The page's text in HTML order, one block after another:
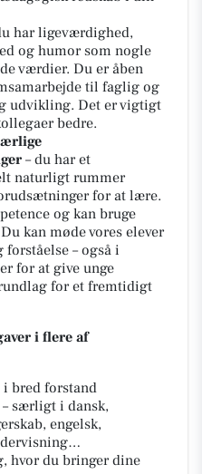
har ligeværdighed,
og humor som nogle
værdier. Du er åben
til faglig og
udvikling. Det er vigtigt
bedre.
– du har et
naturligt rummer
for at lære.
og kan bruge
kan møde vores elever
– også i
for at give unge
for et fremtidigt
i flere af
bred forstand
særligt i dansk,
engelsk,
hvor du bringer dine